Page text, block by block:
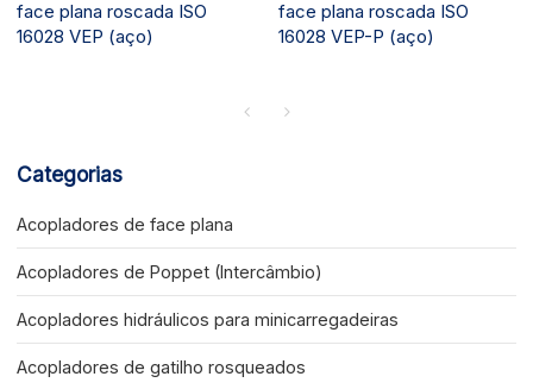
face plana roscada ISO
16028 VEP (aço)
face plana roscada ISO
16028 VEP-P (aço)
Categorias
Acopladores de face plana
Acopladores de Poppet (Intercâmbio)
Acopladores hidráulicos para minicarregadeiras
Acopladores de gatilho rosqueados